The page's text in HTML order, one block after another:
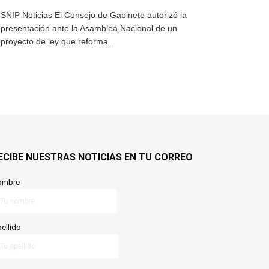
SNIP Noticias El Consejo de Gabinete autorizó la
presentación ante la Asamblea Nacional de un
proyecto de ley que reforma...
NUESTRAS NOTICIAS EN TU CORREO